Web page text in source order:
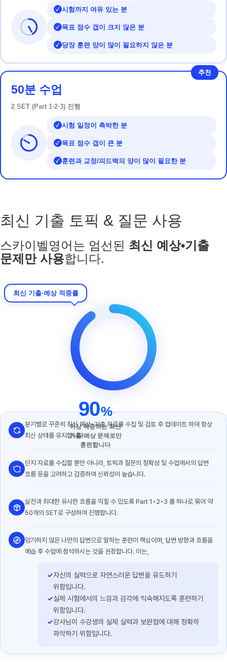
✓ 시험까지 여유 있는 분
✓ 목표 점수 갭이 크지 않은 분
✓ 당장 훈련 양이 많이 필요하지 않은 분
추천
50분 수업
2 SET (Part 1·2·3) 진행
✓ 시험 일정이 촉박한 분
✓ 목표 점수 갭이 큰 분
✓ 훈련과 교정/피드백의 양이 많이 필요한 분
최신 기출 토픽 & 질문 사용
스카이벨영어는 엄선된 최신 예상•기출
문제만 사용합니다.
최신 기출·예상 적중률
90%
이상 적중하는 최신
기출·예상 문제로만
훈련합니다
분기별로 꾸준히 최신 예상•기출 자료를 수집 및 검토 후 업데이트 하여 항상
최신 상태를 유지합니다.
단지 자료를 수집할 뿐만 아니라, 토픽과 질문의 정확성 및 수업에서의 답변
흐름 등을 고려하고 검증하여 신뢰성이 높습니다.
실전과 최대한 유사한 흐름을 익힐 수 있도록 Part 1•2•3 를 하나로 묶어 약
50개의 SET로 구성하여 진행합니다.
암기하지 않은 나만의 답변으로 말하는 훈련이 핵심이며, 답변 방향과 흐름을
예습 후 수업에 참석하시는 것을 권장합니다. 이는,
✓자신의 실력으로 자연스러운 답변을 유도하기
위함입니다.
✓실제 시험에서의 느낌과 감각에 익숙해지도록 훈련하기
위함입니다.
✓강사님이 수강생의 실제 실력과 보완점에 대해 정확히
파악하기 위함입니다.